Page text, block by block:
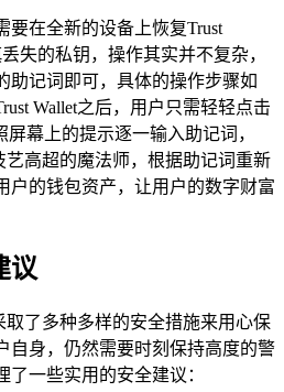
要在全新的设备上恢复Trust
失的私钥，操作其实并不复杂，
助记词即可，具体的操作步骤如
Wallet之后，用户只需轻轻点击
幕上的提示逐一输入助记词，
艺高超的魔法师，根据助记词重新
户的钱包资产，让用户的数字财富
议
取了多种多样的安全措施来用心保
自身，仍然需要时刻保持高度的警
一些实用的安全建议：